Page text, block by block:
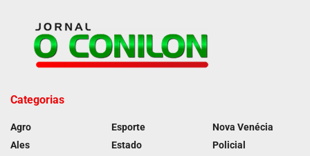
Categorias
Agro
Ales
Esporte
Estado
Nova Venécia
Policial